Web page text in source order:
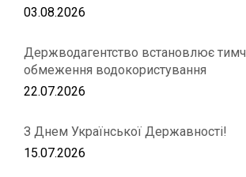
03.08.2026
Держводагентство встановлює
обмеження водокористування
22.07.2026
З Днем Української Державності!
15.07.2026